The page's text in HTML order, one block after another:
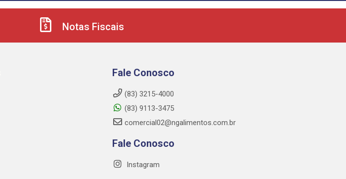
Notas Fiscais
Fale Conosco
(83) 3215-4000
(83) 9113-3475
comercial02@ngalimentos.com.br
Fale Conosco
Instagram